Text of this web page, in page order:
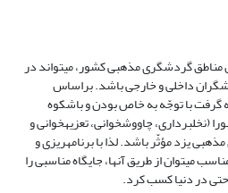
مناطق گردشگری مذهبی کشور، می­تواند در
داخلی و خارجی باشد. براساس
گرفت با توجّه به خاص بودن و باشکوه
(نخل­برداری، چاووش­خوانی، تعزیه­خوانی و
یزد مؤثّر باشد. لذا با برنامه­ریزی و
می­توان از طریق آن­ها، جایگاه مناسبی را
در دنیا کسب کرد.